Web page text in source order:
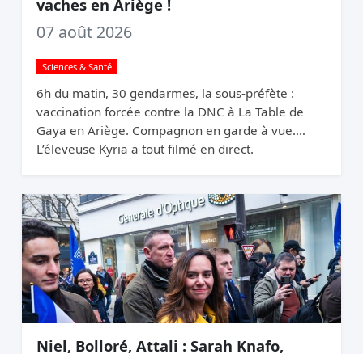
vaches en Ariège !
07 août 2026
Sciences & Santé
6h du matin, 30 gendarmes, la sous-préfète :
vaccination forcée contre la DNC à La Table de
Gaya en Ariège. Compagnon en garde à vue.
L’éleveuse Kyria a tout filmé en direct.
Niel, Bolloré, Attali : Sarah Knafo,